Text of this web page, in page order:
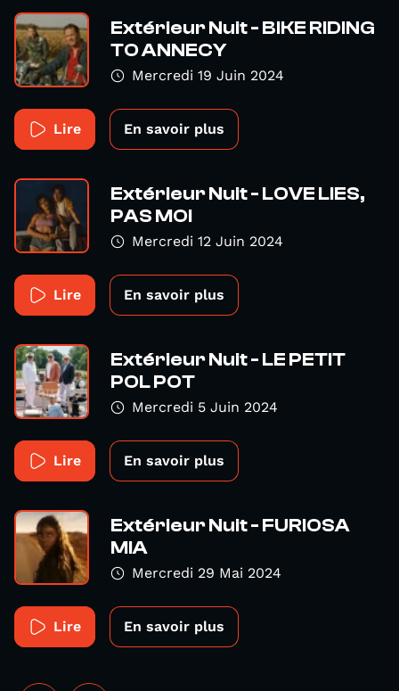
Extérieur Nuit - BIKE RIDING
TO ANNECY
Mercredi 19 Juin 2024
Lire En savoir plus
Extérieur Nuit - LOVE LIES,
PAS MOI
Mercredi 12 Juin 2024
Lire En savoir plus
Extérieur Nuit - LE PETIT
POL POT
Mercredi 5 Juin 2024
Lire En savoir plus
Extérieur Nuit - FURIOSA
MIA
Mercredi 29 Mai 2024
Lire En savoir plus